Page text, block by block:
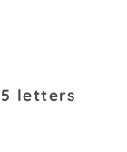
5 letters